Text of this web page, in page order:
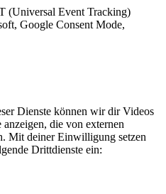
(Universal Event Tracking)
Google Consent Mode,
Dienste können wir dir Videos
die von externen
Mit deiner Einwilligung setzen
Drittdienste ein: